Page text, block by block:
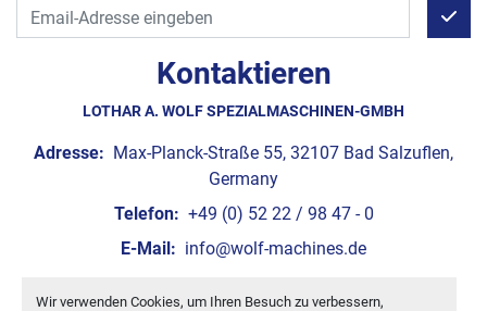
Wir verwenden Cookies, um Ihren Besuch zu verbessern,
Kontaktieren
LOTHAR A. WOLF SPEZIALMASCHINEN-GMBH
Adresse: Max-Planck-Straße 55, 32107 Bad Salzuflen,
Germany
Telefon: +49 (0) 52 22 / 98 47 - 0
E-Mail: info@wolf-machines.de
Cookie-Einstellungen